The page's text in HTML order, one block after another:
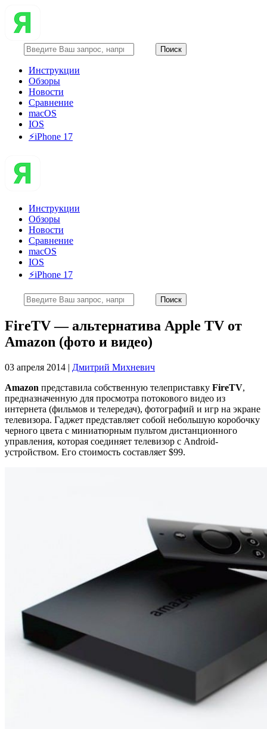
Инструкции
Обзоры
Новости
Сравнение
macOS
IOS
⚡️iPhone 17
Инструкции
Обзоры
Новости
Сравнение
macOS
IOS
⚡️iPhone 17
FireTV — альтернатива Apple TV от
Amazon (фото и видео)
03 апреля 2014 | Дмитрий Михневич
Amazon представила собственную телеприставку FireTV,
предназначенную для просмотра потокового видео из
интернета (фильмов и телередач), фотографий и игр на экране
телевизора. Гаджет представляет собой небольшую коробочку
черного цвета с миниатюрным пультом дистанционного
управления, которая соединяет телевизор с Android-
устройством. Его стоимость составляет $99.